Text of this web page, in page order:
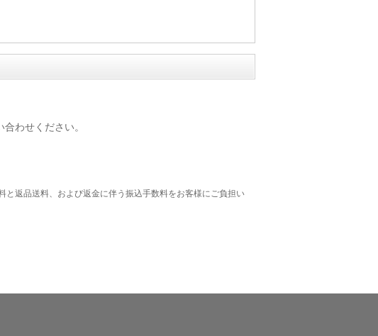
合わせください。
と返品送料、および返金に伴う振込手数料をお客様にご負担い